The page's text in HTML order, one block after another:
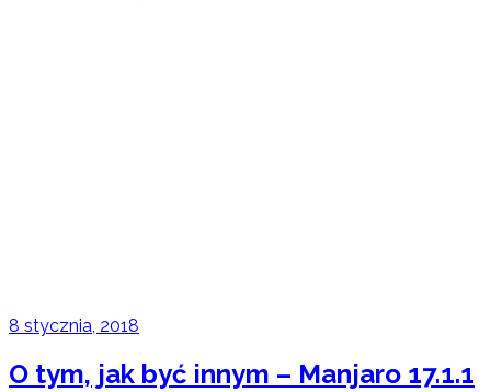
8 stycznia, 2018
O tym, jak być innym – Manjaro 17.1.1